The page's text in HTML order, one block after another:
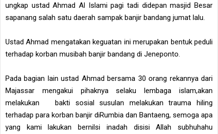
ungkap ustad Ahmad Al Islami pagi tadi didepan masjid Besar
sapanang salah satu daerah sampak banjir bandang jumat lalu.
Ustad Ahmad mengatakan keguatan ini merupakan bentuk peduli
terhadap korban musibah banjir bandang di Jeneponto.
Pada bagian lain ustad Ahmad bersama 30 orang rekannya dari
Majassar mengakui pihaknya selaku lembaga islam,akan
melakukan bakti sosial susulan melakukan trauma hiling
terhadap para korban banjir diRumbia dan Bantaeng, semoga apa
yang kami lakukan bernilsi inadah disisi Allah subhuhahu